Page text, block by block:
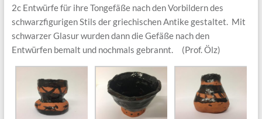
2c Entwürfe für ihre Tongefäße nach den Vorbildern des
schwarzfigurigen Stils der griechischen Antike gestaltet. Mit
schwarzer Glasur wurden dann die Gefäße nach den
Entwürfen bemalt und nochmals gebrannt. (Prof. Ölz)